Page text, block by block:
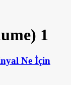
1
Ne İçin